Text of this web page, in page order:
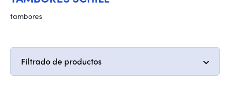
tambores
Filtrado de productos